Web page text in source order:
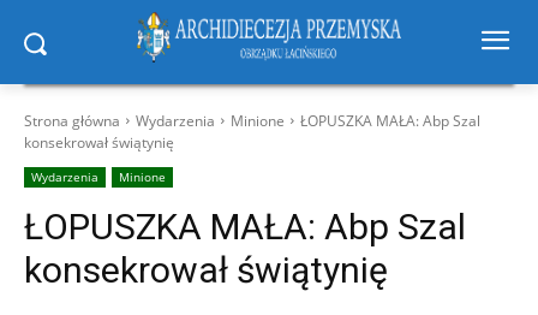
Strona główna Wydarzenia Minione
ŁOPUSZKA MAŁA: Abp Szal
konsekrował świątynię
Wydarzenia Minione
ŁOPUSZKA MAŁA: Abp Szal
konsekrował świątynię